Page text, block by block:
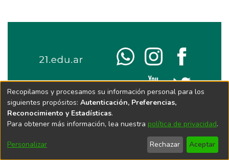
Recopilamos y procesamos su información personal para los
siguientes propósitos: Autenticación, Preferencias,
Reconocimiento y Estadísticas.
Para obtener más información, lea nuestra política de privacidad.
Personalizar Rechazar Aceptar